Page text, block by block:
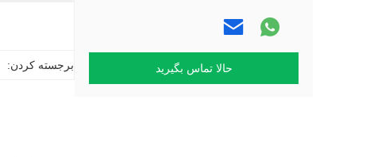
حالا تماس بگیرید برجسته کردن: